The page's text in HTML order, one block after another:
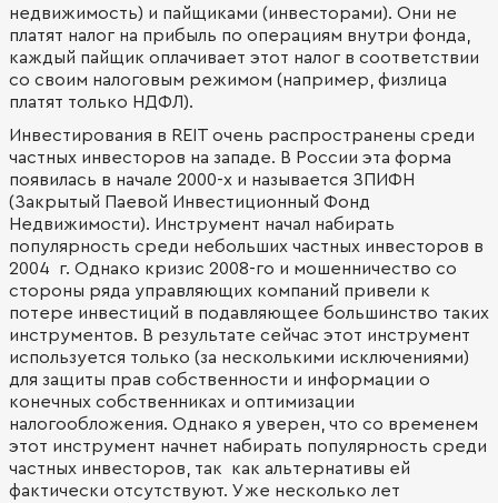
недвижимость) и пайщиками (инвесторами). Они не
платят налог на прибыль по операциям внутри фонда,
каждый пайщик оплачивает этот налог в соответствии
со своим налоговым режимом (например, физлица
платят только НДФЛ).
Инвестирования в REIT очень распространены среди
частных инвесторов на западе. В России эта форма
появилась в начале 2000-х и называется ЗПИФН
(Закрытый Паевой Инвестиционный Фонд
Недвижимости). Инструмент начал набирать
популярность среди небольших частных инвесторов в
2004 г. Однако кризис 2008-го и мошенничество со
стороны ряда управляющих компаний привели к
потере инвестиций в подавляющее большинство таких
инструментов. В результате сейчас этот инструмент
используется только (за несколькими исключениями)
для защиты прав собственности и информации о
конечных собственниках и оптимизации
налогообложения. Однако я уверен, что со временем
этот инструмент начнет набирать популярность среди
частных инвесторов, так как альтернативы ей
фактически отсутствуют. Уже несколько лет